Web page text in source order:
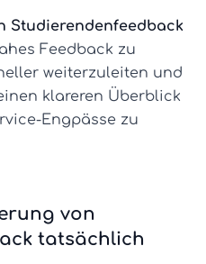
Studierendenfeedback
Feedback zu
weiterzuleiten und
klareren Überblick
Engpässe zu
von
tatsächlich